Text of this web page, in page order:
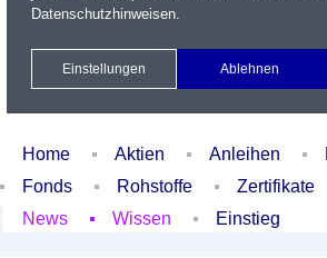
Xetra Realtime
Watchlist Portfolio
Home Aktien Anleihen
Fonds
Rohstoffe Zertifikate
News
Wissen Einstieg
Datenschutzhinweisen.
Einstellungen Ablehnen